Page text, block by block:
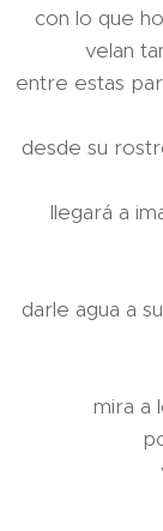
con lo que
velan
entre estas
desde su
llegará a
darle agua a
mira a